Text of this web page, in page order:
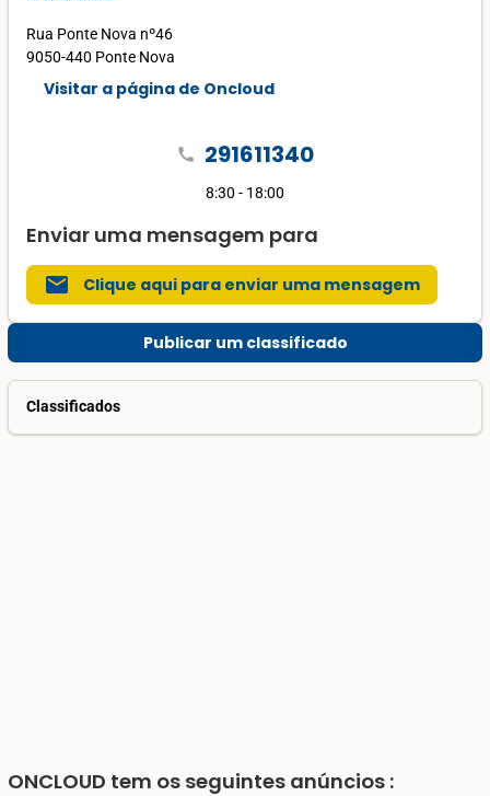
Rua Ponte Nova nº46
9050-440 Ponte Nova
Visitar a página de Oncloud
call 291611340
8:30 - 18:00
Enviar uma mensagem para
mail Clique aqui para enviar uma mensagem
Publicar um classificado
Classificados
ONCLOUD tem os seguintes anúncios :